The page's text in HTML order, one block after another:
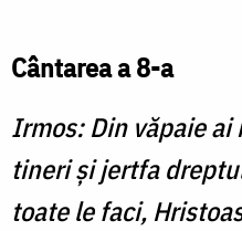
Cântarea a 8-a
Irmos: Din văpaie
tineri şi jertfa
toate le faci,